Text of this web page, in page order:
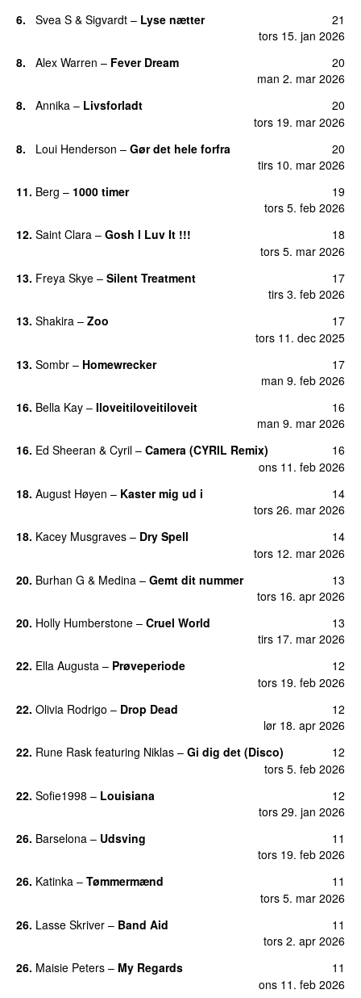
6.
Svea S & Sigvardt – Lyse nætter
tors 15. jan 2026
21
8. Alex Warren – Fever Dream
man 2. mar 2026
20
8. Annika – Livsforladt
tors 19. mar 2026
20
8. Loui Henderson – Gør det hele forfra
tirs 10. mar 2026
20
11. Berg – 1000 timer
tors 5. feb 2026
19
12. Saint Clara – Gosh I Luv It !!!
tors 5. mar 2026
18
13. Freya Skye – Silent Treatment
tirs 3. feb 2026
17
13. Shakira – Zoo
tors 11. dec 2025
17
13. Sombr – Homewrecker
man 9. feb 2026
17
16. Bella Kay – Iloveitiloveitiloveit
man 9. mar 2026
16
16. Ed Sheeran & Cyril – Camera (CYRIL Remix)
ons 11. feb 2026
16
18. August Høyen – Kaster mig ud i
tors 26. mar 2026
14
18. Kacey Musgraves – Dry Spell
tors 12. mar 2026
14
20. Burhan G & Medina – Gemt dit nummer
tors 16. apr 2026
13
20. Holly Humberstone – Cruel World
tirs 17. mar 2026
13
22. Ella Augusta – Prøveperiode
tors 19. feb 2026
12
22. Olivia Rodrigo – Drop Dead
lør 18. apr 2026
12
22. Rune Rask featuring Niklas – Gi dig det (Disco)
tors 5. feb 2026
12
22. Sofie1998 – Louisiana
tors 29. jan 2026
12
26. Barselona – Udsving
tors 19. feb 2026
11
26. Katinka – Tømmermænd
tors 5. mar 2026
11
26. Lasse Skriver – Band Aid
tors 2. apr 2026
11
26. Maisie Peters – My Regards
ons 11. feb 2026
11